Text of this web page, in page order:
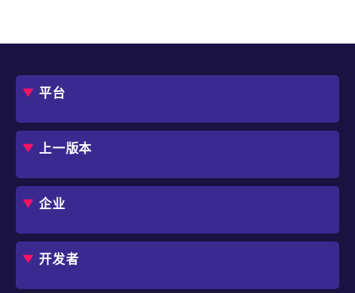
平台
概述
框架
Studio
扩展组件市场
DevOps 云
业务流程自动化
价格
评估指南
Jmix 适合我的项目吗？
上一版本
CUBA 平台
企业
角色
IT 负责人
用例
应用程序现代化
开发者